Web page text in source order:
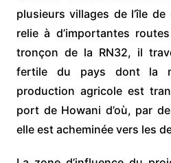
plusieurs villages de l’île
relie à d’importantes
tronçon de la RN32, il
fertile du pays dont la
production agricole est
port de Howani d’où, par
elle est acheminée vers les